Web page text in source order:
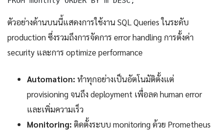
ตัวอย่างด้านบนนี้แสดงการใช้งาน SQL Queries ในระดับ
production ซึ่งรวมถึงการจัดการ error handling การตั้งค่า
security และการ optimize performance
Automation: ทำทุกอย่างเป็นอัตโนมัติตั้งแต่
provisioning จนถึง deployment เพื่อลด human error
และเพิ่มความเร็ว
Monitoring: ติดตั้งระบบ monitoring ด้วย Prometheus